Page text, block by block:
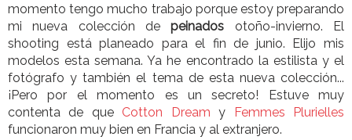
momento tengo mucho trabajo porque estoy preparando
mi nueva colección depeinados otoño-invierno. El
shooting está planeado para el fin de junio. Elijo mis
modelos esta semana. Ya he encontrado la estilista y el
fotógrafo y también el tema de esta nueva colección...
¡Pero por el momento es un secreto! Estuve muy
contenta de que Cotton Dream y Femmes Plurielles
funcionaron muy bien en Francia y al extranjero.